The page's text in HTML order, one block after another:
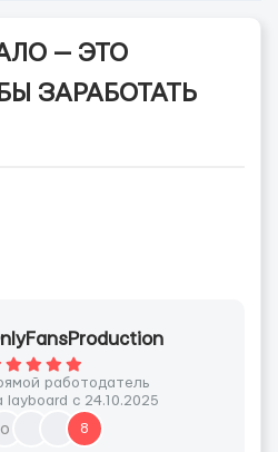
— ЭТО
ЗАРАБОТАТЬ
работодатель
layboard с 24.10.2025
o 8